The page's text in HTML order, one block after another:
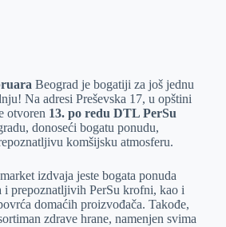
Beograd je bogatiji za još jednu
Na adresi Preševska 17, u opštini
otvoren 13. po redu DTL PerSu
donoseći bogatu ponudu,
komšijsku atmosferu.
izdvaja jeste bogata ponuda
i prepoznatljivih PerSu krofni, kao i
domaćih proizvođača. Takođe,
zdrave hrane, namenjen svima